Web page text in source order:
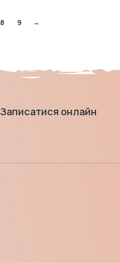
8 9 →
Записатися онлайн